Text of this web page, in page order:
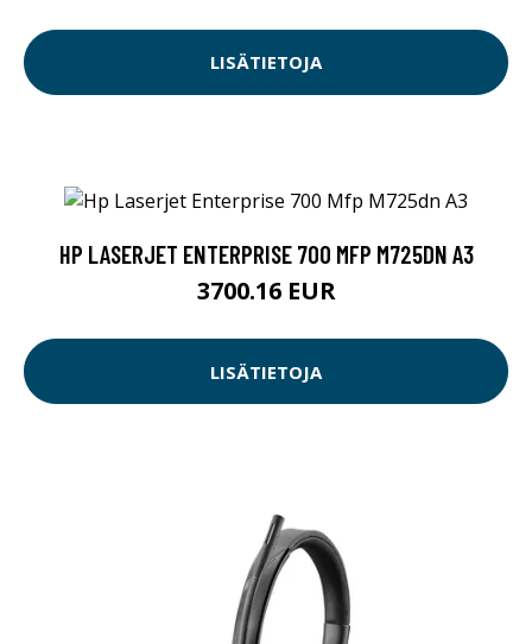
LISÄTIETOJA
HP LASERJET ENTERPRISE 700 MFP M725DN A3
3700.16 EUR
LISÄTIETOJA